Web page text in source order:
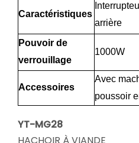
Caractéristiques
arrière
Pouvoir de
verrouillage
1000W
Accessoires
Avec
poussoir
YT-MG28